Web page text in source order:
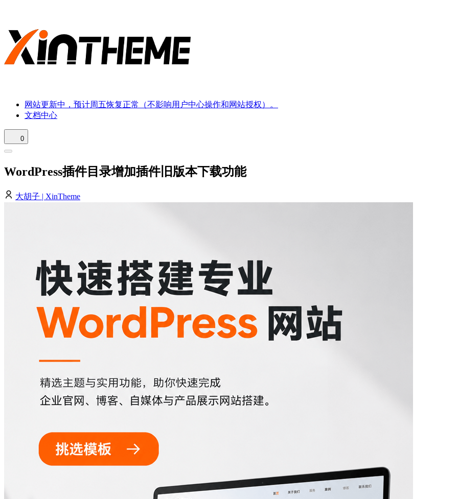
网站更新中，预计周五恢复正常（不影响用户中心操作和网站授权）。
文档中心
0
WordPress插件目录增加插件旧版本下载功能
大胡子 | XinTheme